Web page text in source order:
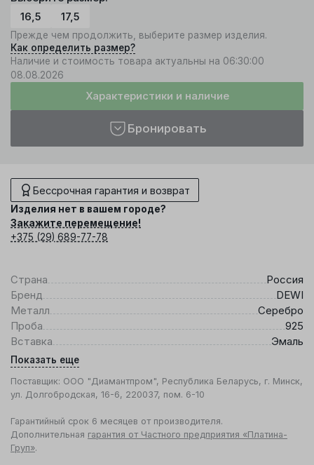
16,5
17,5
Прежде чем продолжить, выберите размер изделия.
Как определить размер?
Наличие и стоимость товара актуальны на 06:30:00
08.08.2026
Характеристики и наличие
Бронировать
Бессрочная гарантия и возврат
Изделия нет в вашем городе?
Закажите перемещение!
+375 (29) 689-77-78
Страна
Россия
Бренд
DEWI
Металл
Серебро
Проба
925
Вставка
Эмаль
Показать еще
Поставщик: ООО "Диамантпром", Республика Беларусь, г. Минск,
ул. Долгобродская, 16-6, 220037, пом. 6-10
Гарантийный срок 6 месяцев от производителя.
Дополнительная гарантия от Частного предприятия «Платина-
Груп».